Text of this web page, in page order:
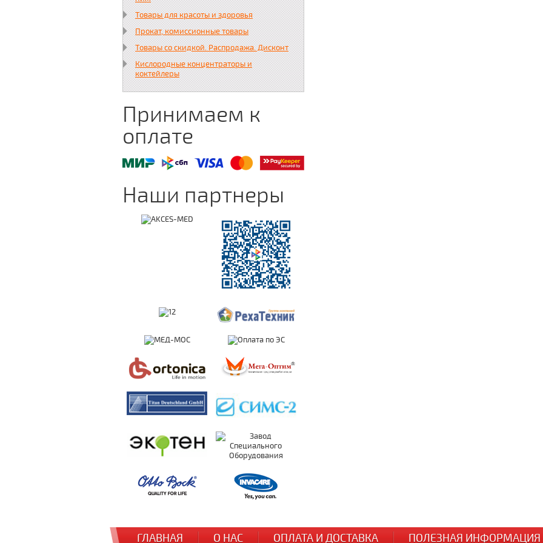
Товары для красоты и здоровья
Прокат, комиссионные товары
Товары со скидкой. Распродажа. Дисконт
Кислородные концентраторы и
коктейлеры
Принимаем к
оплате
Наши партнеры
ГЛАВНАЯ О НАС ОПЛАТА И ДОСТАВКА ПОЛЕЗНАЯ ИНФОРМАЦИЯ